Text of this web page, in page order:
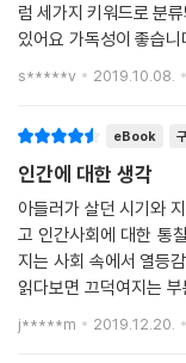
럼 세가지 키워드로 분
있어요 가독성이 좋습
하는 분으로 남을 것
s*****v 2019.10.08.
eBook
인간에 대한 생각
아들러가 살던 시기와
고 인간사회에 대한 통
지는 사회 속에서 열등
읽다보면 끄덕여지는
많은 것을 느낄수 있으
다
j*****m 2019.12.20.